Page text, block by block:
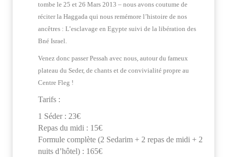
tombe le 25 et 26 Mars 2013 – nous avons coutume de
réciter la Haggada qui nous remémore l’histoire de nos
ancêtres : L’esclavage en Egypte suivi de la libération des
Bné Israel.
Venez donc passer Pessah avec nous, autour du fameux
plateau du Seder, de chants et de convivialité propre au
Centre Fleg !
Tarifs :
1 Séder : 23€
Repas du midi : 15€
Formule complète (2 Sedarim + 2 repas de midi + 2
nuits d’hôtel) : 165€